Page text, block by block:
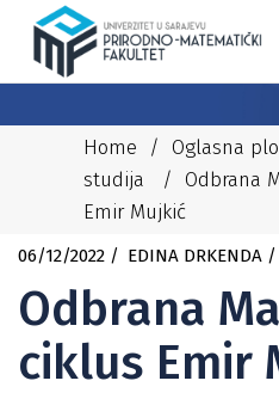
Home / Oglasna
studija
/ Odbrana
Emir Mujkić
06/12/2022 EDINA DRKENDA
Odbrana
ciklus Emir